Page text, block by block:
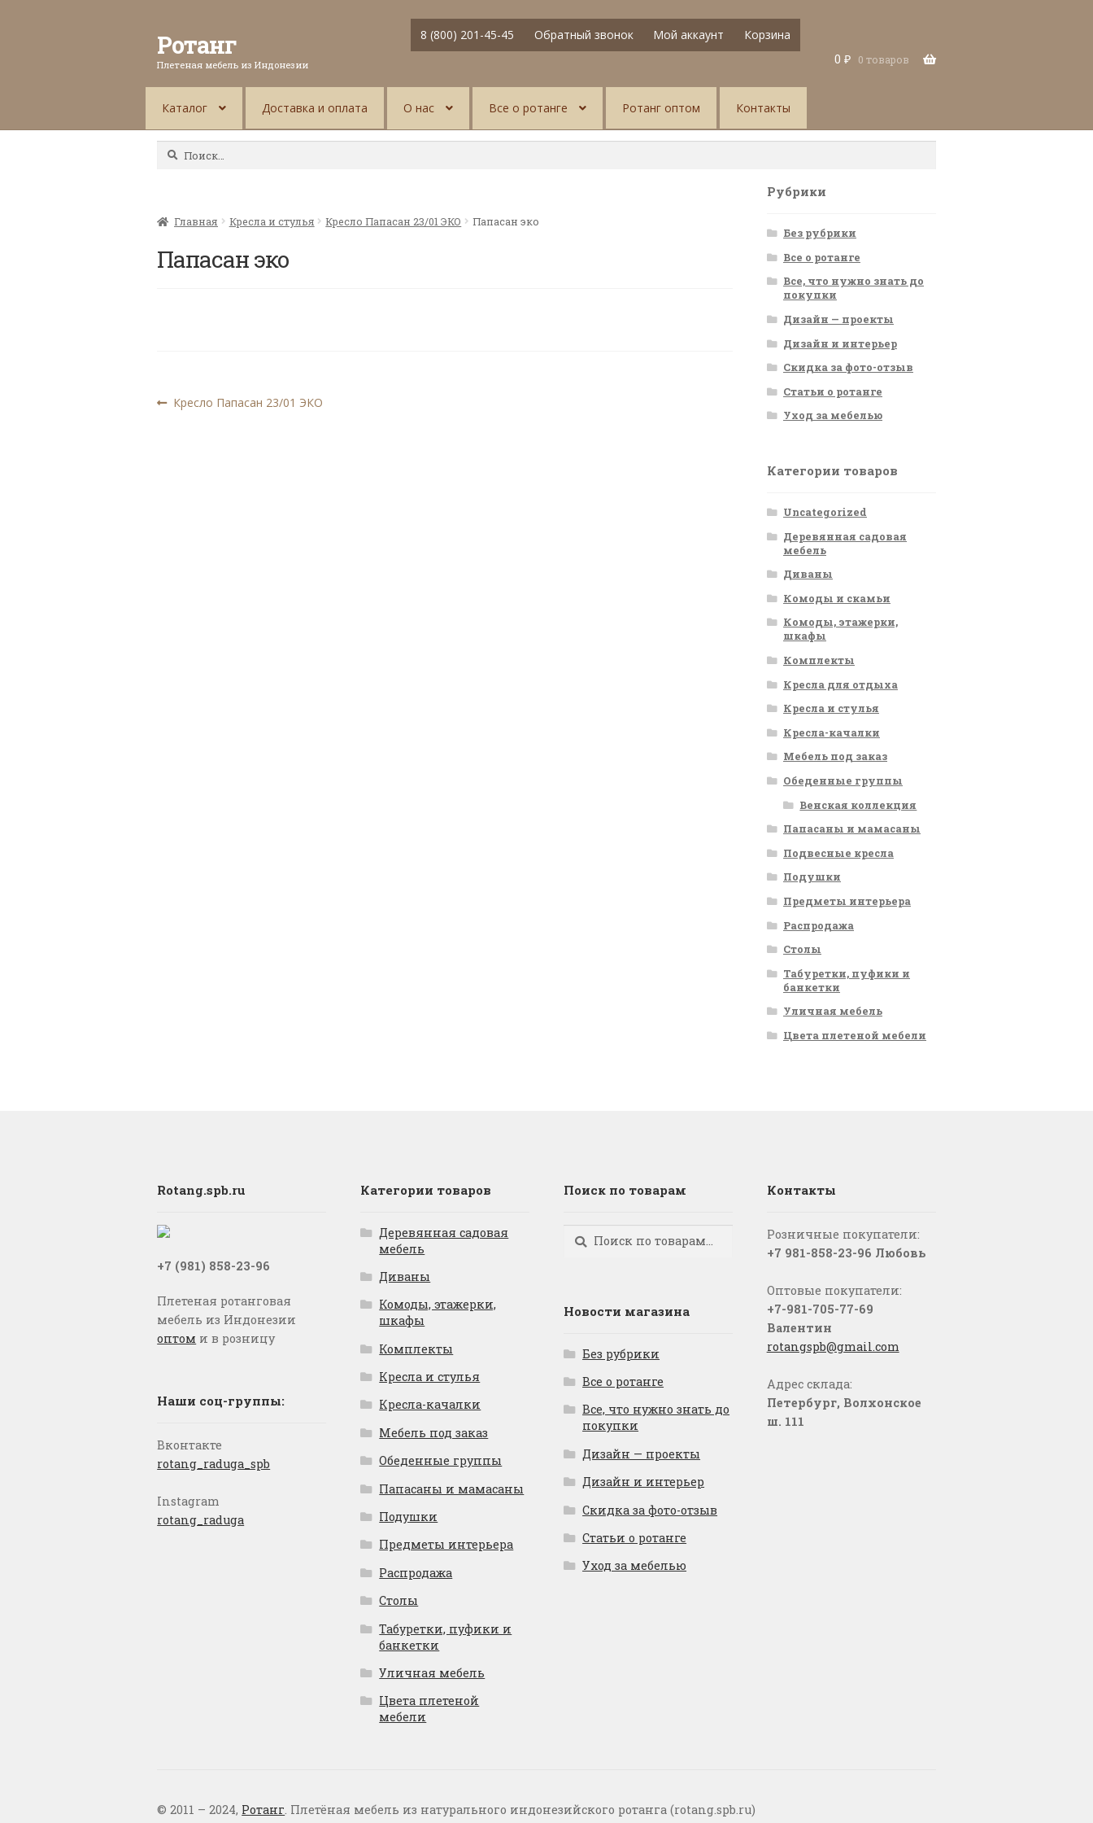
Ротанг
Плетеная мебель из Индонезии
8 (800) 201-45-45 Обратный звонок Мой аккаунт
Корзина
0 ₽ 0 товаров
Каталог Доставка и оплата О нас Все о ротанге Ротанг оптом Контакты
Найти:
Главная Кресла и стулья Кресло Папасан 23/01 ЭКО Папасан эко
Папасан эко
Навигация
Предыдущая
Кресло Папасан 23/01 ЭКО
Рубрики
Без рубрики
Все о ротанге
Все, что нужно знать до
покупки
Дизайн — проекты
Дизайн и интерьер
Скидка за фото-отзыв
Статьи о ротанге
Уход за мебелью
Категории товаров
Uncategorized
Деревянная садовая
мебель
Диваны
Комоды и скамьи
Комоды, этажерки,
шкафы
Комплекты
Кресла для отдыха
Кресла и стулья
Кресла-качалки
Мебель под заказ
Обеденные группы
Венская коллекция
Папасаны и мамасаны
Подвесные кресла
Подушки
Предметы интерьера
Распродажа
Столы
Табуретки, пуфики и
банкетки
Уличная мебель
Цвета плетеной мебели
Rotang.spb.ru
+7 (981) 858-23-96
Плетеная ротанговая
мебель из Индонезии
оптом и в розницу
Наши соц-группы:
Вконтакте
rotang_raduga_spb
Instagram
rotang_raduga
Категории товаров
Деревянная садовая
мебель
Диваны
Комоды, этажерки,
шкафы
Комплекты
Кресла и стулья
Кресла-качалки
Мебель под заказ
Обеденные группы
Папасаны и мамасаны
Подушки
Предметы интерьера
Распродажа
Столы
Табуретки, пуфики и
банкетки
Уличная мебель
Цвета плетеной
мебели
Поиск по товарам
Искать:
Поиск
Новости магазина
Без рубрики
Все о ротанге
Все, что нужно знать до
покупки
Дизайн — проекты
Дизайн и интерьер
Скидка за фото-отзыв
Статьи о ротанге
Уход за мебелью
Контакты
Розничные покупатели:
+7 981-858-23-96 Любовь
Оптовые покупатели:
+7-981-705-77-69
Валентин
rotangspb@gmail.com
Адрес склада:
Петербург, Волхонское
ш. 111
© 2011 – 2024, Ротанг. Плетёная мебель из натурального индонезийского ротанга (rotang.spb.ru)